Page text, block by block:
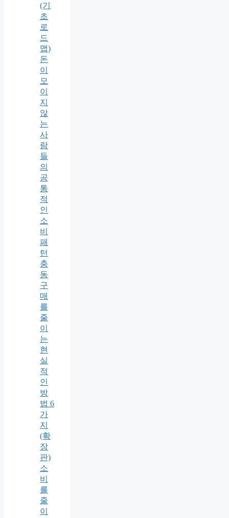
(기
초
로
드
맵)
돈
이
모
이
지
않
는
사
람
들
의
공
통
적
인
소
비
패
턴
충
동
구
매
를
줄
이
는
현
실
적
인
방
법 6
가
지
(확
장
판)
소
비
를
줄
이